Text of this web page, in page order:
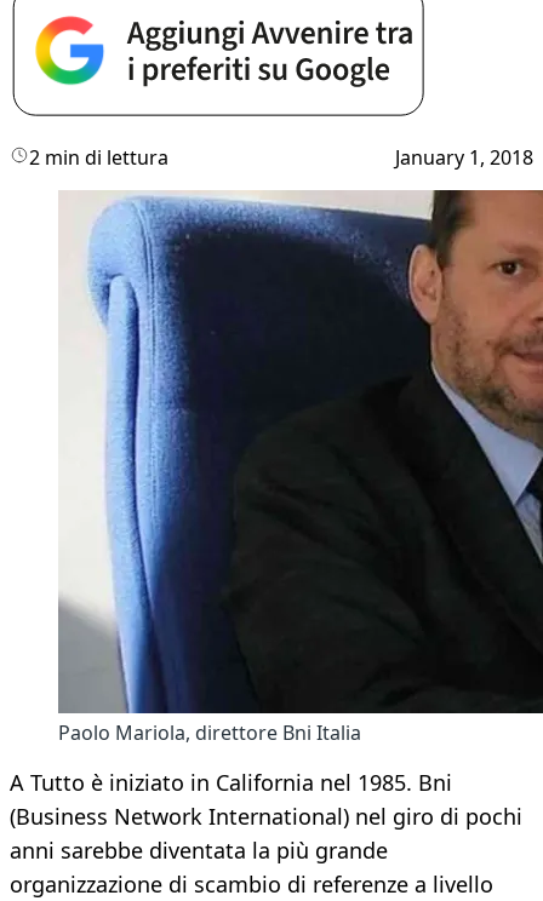
2 min di lettura January 1, 2018
Paolo Mariola, direttore Bni Italia
A Tutto è iniziato in California nel 1985. Bni
(Business Network International) nel giro di pochi
anni sarebbe diventata la più grande
organizzazione di scambio di referenze a livello